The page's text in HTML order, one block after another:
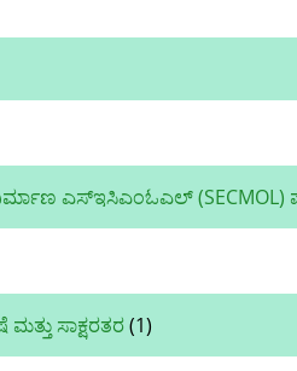
ಎಸ್‌ಇಸಿಎಂಓಎಲ್
ಸಾಕ್ಷರತರ(1)